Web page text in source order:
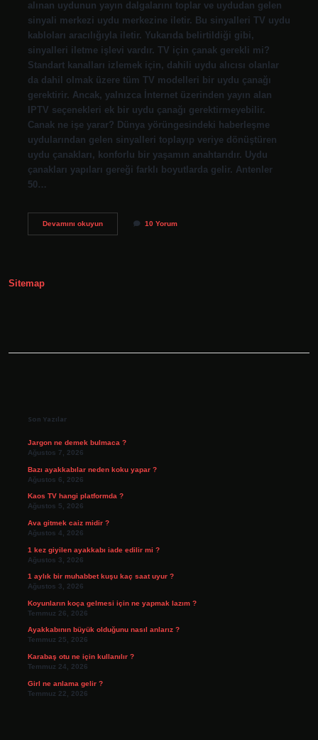
alınan uydunun yayın dalgalarını toplar ve uydudan gelen
sinyali merkezi uydu merkezine iletir. Bu sinyalleri TV uydu
kabloları aracılığıyla iletir. Yukarıda belirtildiği gibi,
sinyalleri iletme işlevi vardır. TV için çanak gerekli mi?
Standart kanalları izlemek için, dahili uydu alıcısı olanlar
da dahil olmak üzere tüm TV modelleri bir uydu çanağı
gerektirir. Ancak, yalnızca İnternet üzerinden yayın alan
IPTV seçenekleri ek bir uydu çanağı gerektirmeyebilir.
Canak ne işe yarar? Dünya yörüngesindeki haberleşme
uydularından gelen sinyalleri toplayıp veriye dönüştüren
uydu çanakları, konforlu bir yaşamın anahtarıdır. Uydu
çanakları yapıları gereği farklı boyutlarda gelir. Antenler
50…
Devamını okuyunÇanak
10 Yorum
Sitemap
Son Yazılar
Jargon ne demek bulmaca ?
Ağustos 7, 2026
Bazı ayakkabılar neden koku yapar ?
Ağustos 6, 2026
Kaos TV hangi platformda ?
Ağustos 5, 2026
Ava gitmek caiz midir ?
Ağustos 4, 2026
1 kez giyilen ayakkabı iade edilir mi ?
Ağustos 3, 2026
1 aylık bir muhabbet kuşu kaç saat uyur ?
Ağustos 3, 2026
Koyunların koça gelmesi için ne yapmak lazım ?
Temmuz 26, 2026
Ayakkabının büyük olduğunu nasıl anlarız ?
Temmuz 25, 2026
Karabaş otu ne için kullanılır ?
Temmuz 24, 2026
Girl ne anlama gelir ?
Temmuz 22, 2026